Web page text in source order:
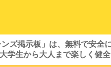
ズ掲示板」は、無料で安
学生から大人まで楽しく健